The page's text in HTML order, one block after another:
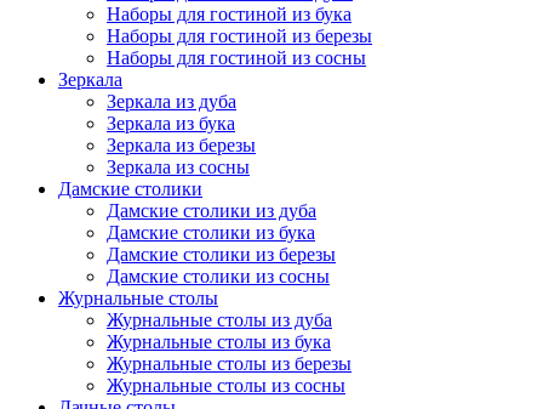
Наборы для гостиной из бука
Наборы для гостиной из березы
Наборы для гостиной из сосны
Зеркала
Зеркала из дуба
Зеркала из бука
Зеркала из березы
Зеркала из сосны
Дамские столики
Дамские столики из дуба
Дамские столики из бука
Дамские столики из березы
Дамские столики из сосны
Журнальные столы
Журнальные столы из дуба
Журнальные столы из бука
Журнальные столы из березы
Журнальные столы из сосны